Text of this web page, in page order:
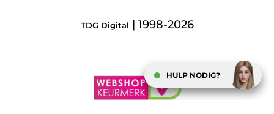
TDG Digital | 1998-2026
HULP NODIG?